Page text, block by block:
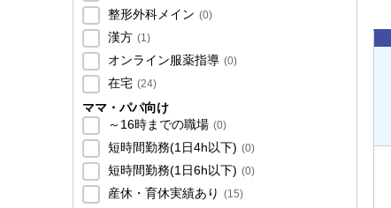
整形外科メイン (0)
漢方 (1)
オンライン服薬指導 (0)
在宅 (24)
ママ・パパ向け
～16時までの職場 (0)
短時間勤務(1日4h以下) (0)
短時間勤務(1日6h以下) (0)
産休・育休実績あり (15)